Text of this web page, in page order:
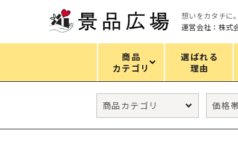
想いをカタチに
運営会社：株式
商品
カテゴリ
選ばれる
理由
カテゴリ